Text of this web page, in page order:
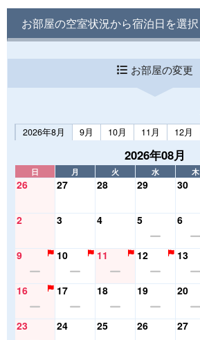
お部屋の空室状況から宿泊日を選択
お部屋の変更
2026年8月
9月 10月 11月 12月
2026年08月
日 月 火 水 木
26 27 28 29 30
2 3 4 5 6
9 10 11 12 13
16 17 18 19 20
23 24 25 26 27